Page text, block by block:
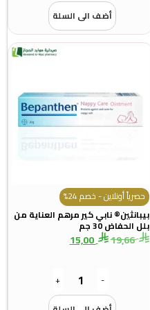
أضف الى السلة
حصرياً أونلاين - خصم 24%
بيبانثين® نابي كير مرهم العناية من
بلل الحفاض 30 جم
19,66
15,00
-
+